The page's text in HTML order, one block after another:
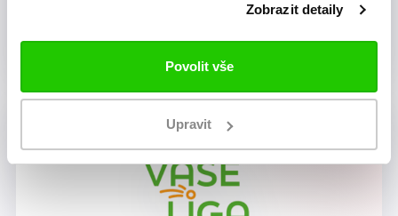
Zobrazit detaily
Povolit vše
Upravit